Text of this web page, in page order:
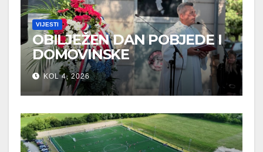
VIJESTI
OBILJEŽEN DAN POBJEDE I
DOMOVINSKE
ZAHVALNOSTI U SVETOJ
NEDELJI
KOL 4, 2026